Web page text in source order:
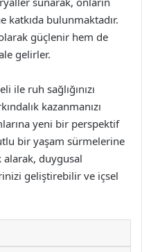
bulunmaktadır.
güçlenir hem de
gelirler.
ile ruh sağlığınızı
kazanmanızı
yeni bir perspektif
bir yaşam sürmelerine
alarak, duygusal
geliştirebilir ve içsel